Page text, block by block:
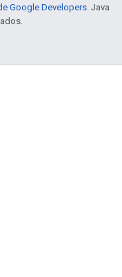
Google Developers. Java